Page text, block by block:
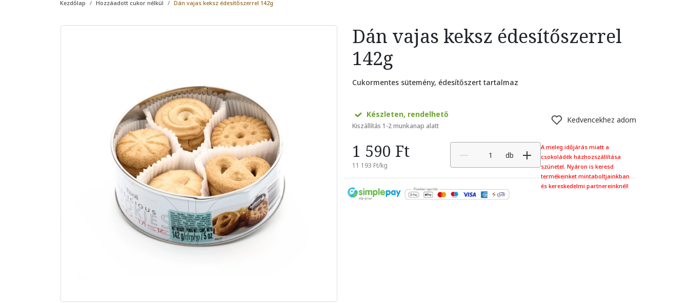
Kezdőlap Hozzáadott cukor nélkül Dán vajas keksz édesítőszerrel 142g
Dán vajas keksz édesítőszerrel
142g
Cukormentes sütemény, édesítőszert tartalmaz
Készleten, rendelhető
Kiszállítás 1-2 munkanap alatt
Kedvencekhez adom
1 590 Ft
11 193 Ft/kg
db
A meleg időjárás miatt a
csokoládék házhozszállítása
szünetel. Nyáron is keresd
termékeinket mintaboltjainkban
és kereskedelmi partnereinknél!